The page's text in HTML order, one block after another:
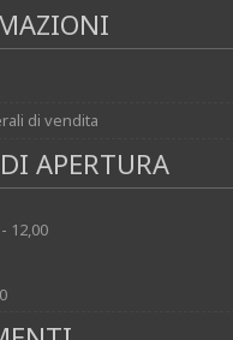
di vendita
APERTURA
12,00